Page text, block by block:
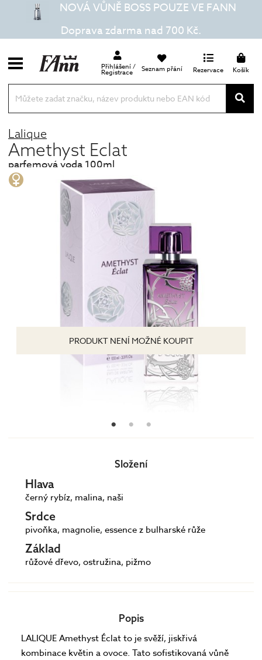
NOVÁ VŮNĚ BOSS POUZE VE FANN
Doprava zdarma nad 700 Kč.
Přihlášení /
Registrace Seznam přání Rezervace Košík
Lalique
Amethyst Eclat
parfemová voda 100ml
PRODUKT NENÍ MOŽNÉ KOUPIT
Složení
Hlava
černý rybíz, malina, naši
Srdce
pivoňka, magnolie, essence z bulharské růže
Základ
růžové dřevo, ostružina, pižmo
Popis
LALIQUE Amethyst Éclat to je svěží, jiskřivá
kombinace květin a ovoce. Tato sofistikovaná vůně